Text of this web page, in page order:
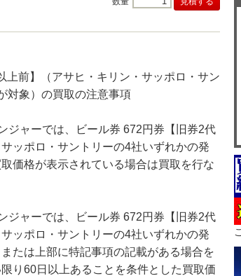
上前】（アサヒ・キリン・サッポロ・サン
対象）の買取の注意事項
ャーでは、ビール券 672円券【旧券2代
ッポロ・サントリーの4社いずれかの発
価格が表示されている場合は買取を行な
ャーでは、ビール券 672円券【旧券2代
ッポロ・サントリーの4社いずれかの発
たは上部に特記事項の記載がある場合を
り60日以上あることを条件とした買取価